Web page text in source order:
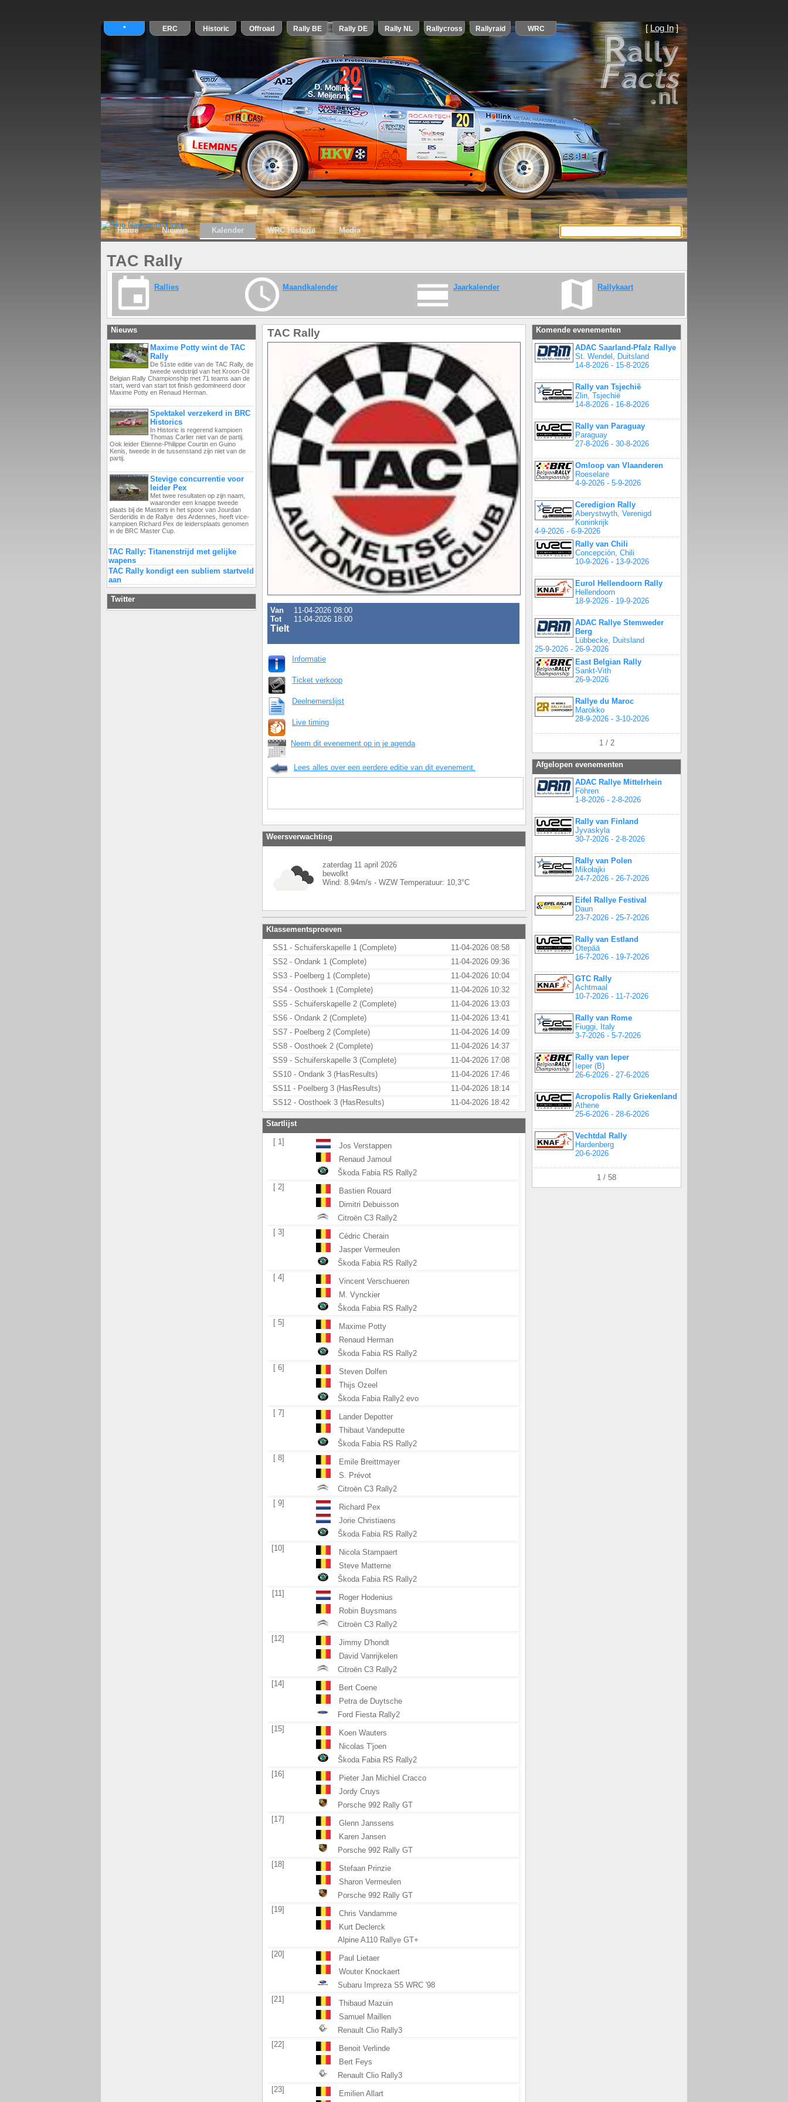
[ Log In]
Home Nieuws Kalender WRC Historie Media
TAC Rally
Rallies Maandkalender Jaarkalender Rallykaart
Nieuws
Maxime Potty wint de TAC
Rally
De 51ste editie van de TAC Rally, de
tweede wedstrijd van het Kroon-Oil
Belgian Rally Championship met 71 teams aan de
start, werd van start tot finish gedomineerd door
Maxime Potty en Renaud Herman.
Spektakel verzekerd in BRC
Historics
In Historic is regerend kampioen
Thomas Carlier niet van de partij.
Ook leider Etienne-Philippe Courtin en Guino
Kenis, tweede in de tussenstand zijn niet van de
partij.
Stevige concurrentie voor
leider Pex
Met twee resultaten op zijn naam,
waaronder een knappe tweede
plaats bij de Masters in het spoor van Jourdan
Serderidis in de Rallye des Ardennes, heeft vice-
kampioen Richard Pex de leidersplaats genomen
in de BRC Master Cup.
TAC Rally: Titanenstrijd met gelijke
wapens
TAC Rally kondigt een subliem startveld
aan
Twitter
TAC Rally
Van
11-04-2026 08:00
Tot
11-04-2026 18:00
Tielt
Informatie
Ticket verkoop
Deelnemerslijst
Live timing
Neem dit evenement op in je agenda
Lees alles over een eerdere editie van dit evenement.
Weersverwachting
zaterdag 11 april 2026
bewolkt
Wind: 8.94m/s - WZW Temperatuur: 10,3°C
Klassementsproeven
SS1 - Schuiferskapelle 1 (Complete)
11-04-2026 08:58
SS2 - Ondank 1 (Complete)
11-04-2026 09:36
SS3 - Poelberg 1 (Complete)
11-04-2026 10:04
SS4 - Oosthoek 1 (Complete)
11-04-2026 10:32
SS5 - Schuiferskapelle 2 (Complete)
11-04-2026 13:03
SS6 - Ondank 2 (Complete)
11-04-2026 13:41
SS7 - Poelberg 2 (Complete)
11-04-2026 14:09
SS8 - Oosthoek 2 (Complete)
11-04-2026 14:37
SS9 - Schuiferskapelle 3 (Complete)
11-04-2026 17:08
SS10 - Ondank 3 (HasResults)
11-04-2026 17:46
SS11 - Poelberg 3 (HasResults)
11-04-2026 18:14
SS12 - Oosthoek 3 (HasResults)
11-04-2026 18:42
Startlijst
[ 1]
Jos Verstappen
Renaud Jamoul
Škoda Fabia RS Rally2
[ 2]
Bastien Rouard
Dimitri Debuisson
Citroën C3 Rally2
[ 3]
Cédric Cherain
Jasper Vermeulen
Škoda Fabia RS Rally2
[ 4]
Vincent Verschueren
M. Vynckier
Škoda Fabia RS Rally2
[ 5]
Maxime Potty
Renaud Herman
Škoda Fabia RS Rally2
[ 6]
Steven Dolfen
Thijs Ozeel
Škoda Fabia Rally2 evo
[ 7]
Lander Depotter
Thibaut Vandeputte
Škoda Fabia RS Rally2
[ 8]
Emile Breittmayer
S. Prévot
Citroën C3 Rally2
[ 9]
Richard Pex
Jorie Christiaens
Škoda Fabia RS Rally2
[10]
Nicola Stampaert
Steve Matterne
Škoda Fabia RS Rally2
[11]
Roger Hodenius
Robin Buysmans
Citroën C3 Rally2
[12]
Jimmy D'hondt
David Vanrijkelen
Citroën C3 Rally2
[14]
Bert Coene
Petra de Duytsche
Ford Fiesta Rally2
[15]
Koen Wauters
Nicolas T'joen
Škoda Fabia RS Rally2
[16]
Pieter Jan Michiel Cracco
Jordy Cruys
Porsche 992 Rally GT
[17]
Glenn Janssens
Karen Jansen
Porsche 992 Rally GT
[18]
Stefaan Prinzie
Sharon Vermeulen
Porsche 992 Rally GT
[19]
Chris Vandamme
Kurt Declerck
Alpine A110 Rallye GT+
[20]
Paul Lietaer
Wouter Knockaert
Subaru Impreza S5 WRC '98
[21]
Thibaud Mazuin
Samuel Maillen
Renault Clio Rally3
[22]
Benoit Verlinde
Bert Feys
Renault Clio Rally3
[23]
Emilien Allart
Komende evenementen
ADAC Saarland-Pfalz Rallye
St. Wendel, Duitsland
14-8-2026 - 15-8-2026
Rally van Tsjechië
Zlin, Tsjechië
14-8-2026 - 16-8-2026
Rally van Paraguay
Paraguay
27-8-2026 - 30-8-2026
Omloop van Vlaanderen
Roeselare
4-9-2026 - 5-9-2026
Ceredigion Rally
Aberystwyth, Verenigd
Koninkrijk
4-9-2026 - 6-9-2026
Rally van Chili
Concepción, Chili
10-9-2026 - 13-9-2026
Eurol Hellendoorn Rally
Hellendoorn
18-9-2026 - 19-9-2026
ADAC Rallye Stemweder
Berg
Lübbecke, Duitsland
25-9-2026 - 26-9-2026
East Belgian Rally
Sankt-Vith
26-9-2026
Rallye du Maroc
Marokko
28-9-2026 - 3-10-2026
1 / 2
Afgelopen evenementen
ADAC Rallye Mittelrhein
Föhren
1-8-2026 - 2-8-2026
Rally van Finland
Jyvaskyla
30-7-2026 - 2-8-2026
Rally van Polen
Mikołajki
24-7-2026 - 26-7-2026
Eifel Rallye Festival
Daun
23-7-2026 - 25-7-2026
Rally van Estland
Otepää
16-7-2026 - 19-7-2026
GTC Rally
Achtmaal
10-7-2026 - 11-7-2026
Rally van Rome
Fiuggi, Italy
3-7-2026 - 5-7-2026
Rally van Ieper
Ieper (B)
26-6-2026 - 27-6-2026
Acropolis Rally Griekenland
Athene
25-6-2026 - 28-6-2026
Vechtdal Rally
Hardenberg
20-6-2026
1 / 58